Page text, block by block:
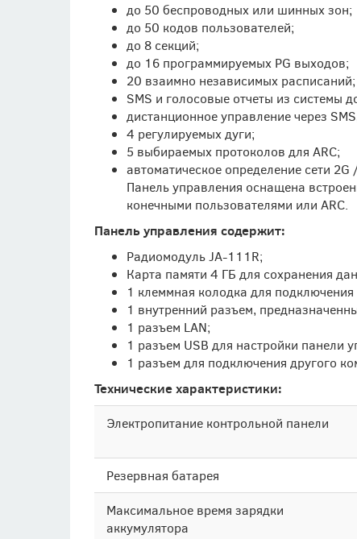
до 50 беспроводных или шинных зон;
до 50 кодов пользователей;
до 8 секций;
до 16 программируемых PG выходов;
20 взаимно независимых расписаний;
SMS и голосовые отчеты из системы
дистанционное управление через
4 регулируемых дуги;
5 выбираемых протоколов для ARC;
автоматическое определение сети
Панель управления оснащена
конечными пользователями или ARC.
Панель управления содержит:
Радиомодуль JA-111R;
Карта памяти 4 ГБ для сохранения
1 клеммная колодка для
1 внутренний разъем,
1 разъем LAN;
1 разъем USB для настройки панели
1 разъем для подключения другого
Технические характеристики:
Электропитание контрольной панели
Резервная батарея
Максимальное время зарядки
аккумулятора